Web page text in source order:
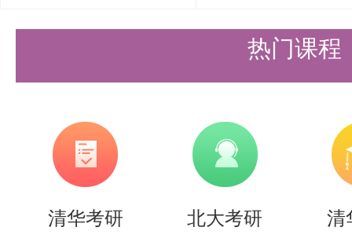
本书从半导体材料的基本性质出
件的工作原理与特性。此外，还
晶体管、CMOS集成电路、光电
结构与应用。每一章节都配有丰
热门课程
清华考研 北大考研 清